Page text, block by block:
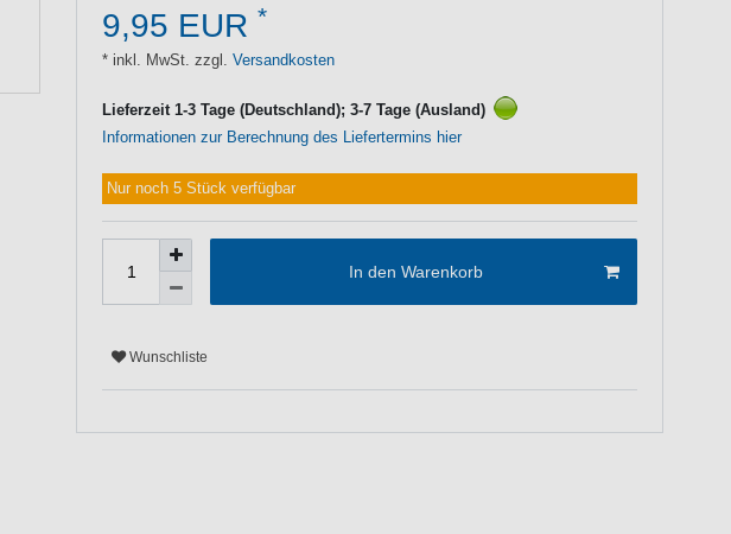
9,95 EUR *
* inkl. MwSt. zzgl. Versandkosten
Lieferzeit 1-3 Tage (Deutschland); 3-7 Tage (Ausland)
Informationen zur Berechnung des Liefertermins hier
Nur noch 5 Stück verfügbar
In den Warenkorb
Wunschliste